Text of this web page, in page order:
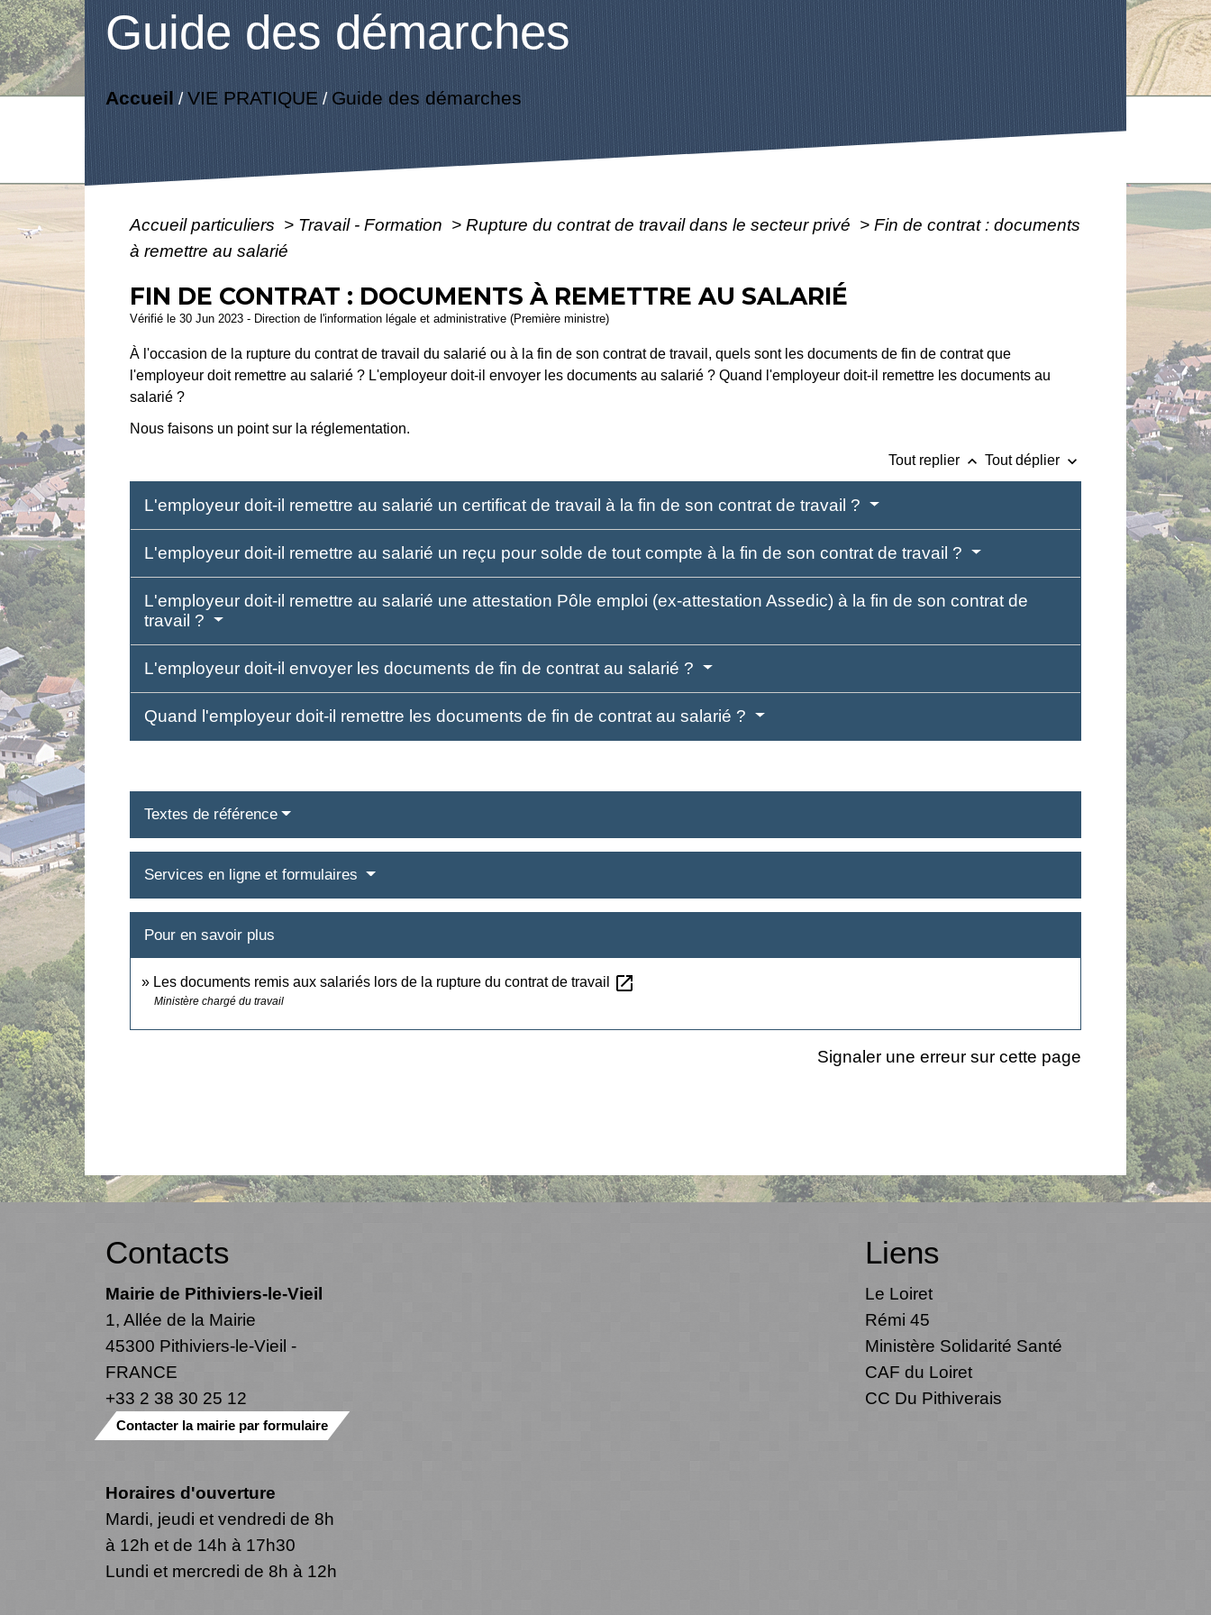
Guide des démarches
Accueil /VIE PRATIQUE/ Guide des démarches
Accueil particuliers > Travail - Formation > Rupture du contrat de travail dans le secteur privé > Fin de contrat : documents
à remettre au salarié
FIN DE CONTRAT : DOCUMENTS À REMETTRE AU SALARIÉ
Vérifié le 30 Jun 2023 - Direction de l'information légale et administrative (Première ministre)
À l'occasion de la rupture du contrat de travail du salarié ou à la fin de son contrat de travail, quels sont les documents de fin de contrat que
l'employeur doit remettre au salarié ? L'employeur doit-il envoyer les documents au salarié ? Quand l'employeur doit-il remettre les documents au
salarié ?
Nous faisons un point sur la réglementation.
Tout replier keyboard_arrow_up Tout déplier keyboard_arrow_down
L'employeur doit-il remettre au salarié un certificat de travail à la fin de son contrat de travail ?
L'employeur doit-il remettre au salarié un reçu pour solde de tout compte à la fin de son contrat de travail ?
L'employeur doit-il remettre au salarié une attestation Pôle emploi (ex-attestation Assedic) à la fin de son contrat de
travail ?
L'employeur doit-il envoyer les documents de fin de contrat au salarié ?
Quand l'employeur doit-il remettre les documents de fin de contrat au salarié ?
Textes de référence
Services en ligne et formulaires
Pour en savoir plus
Les documents remis aux salariés lors de la rupture du contrat de travail open_in_new
Ministère chargé du travail
Signaler une erreur sur cette page
Contacts
Mairie de Pithiviers-le-Vieil
1, Allée de la Mairie
45300 Pithiviers-le-Vieil -
FRANCE
+33 2 38 30 25 12
Contacter la mairie par formulaire
Horaires d'ouverture
Mardi, jeudi et vendredi de 8h
à 12h et de 14h à 17h30
Lundi et mercredi de 8h à 12h
Liens
Le Loiret
Rémi 45
Ministère Solidarité Santé
CAF du Loiret
CC Du Pithiverais